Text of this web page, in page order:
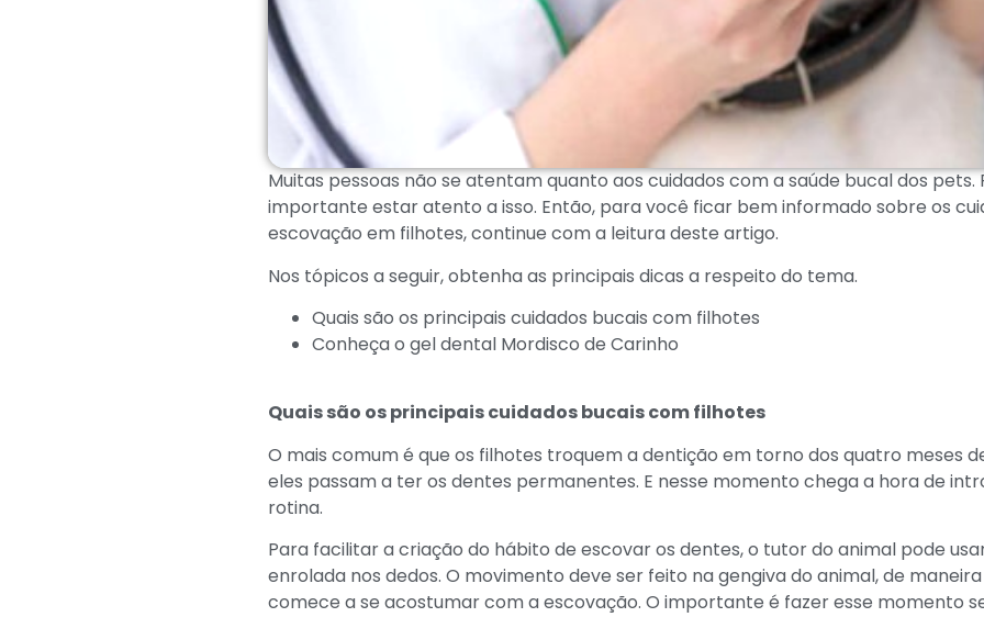
Muitas pessoas não se atentam quanto aos cuidados com a saúde bucal dos pets.
importante estar atento a isso. Então, para você ficar bem informado sobre os
escovação em filhotes, continue com a leitura deste artigo.
Nos tópicos a seguir, obtenha as principais dicas a respeito do tema.
Quais são os principais cuidados bucais com filhotes
Conheça o gel dental Mordisco de Carinho
Quais são os principais cuidados bucais com filhotes
O mais comum é que os filhotes troquem a dentição em torno dos quatro meses
eles passam a ter os dentes permanentes. E nesse momento chega a hora de
rotina.
Para facilitar a criação do hábito de escovar os dentes, o tutor do animal pode
enrolada nos dedos. O movimento deve ser feito na gengiva do animal, de
comece a se acostumar com a escovação. O importante é fazer esse momento